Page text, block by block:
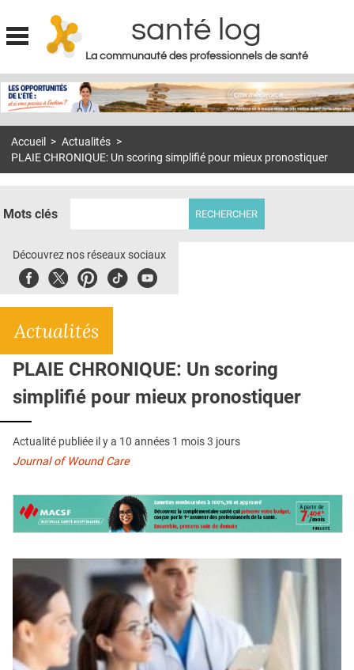
Jump to navigation
santé log
La communauté des professionnels de santé
MON COMPTE
S'ABONNER À LA REVUE SOIN À DOMICILE
DOSSIERS
E-REVUE SAD
L'APP
QUI SOMMES-NOUS ?
PUBLICITÉ
CONDITIONS GÉNÉRALES
CONTACT
Accueil > Actualités >
PLAIE CHRONIQUE: Un scoring simplifié pour mieux pronostiquer
Mots clés
Découvrez nos réseaux sociaux
FacebookTwitterPinterest
TiktokYoubute
Actualités
PLAIE CHRONIQUE: Un scoring
simplifié pour mieux pronostiquer
Actualité publiée il y a 10 années 1 mois 3 jours
Journal of Wound Care